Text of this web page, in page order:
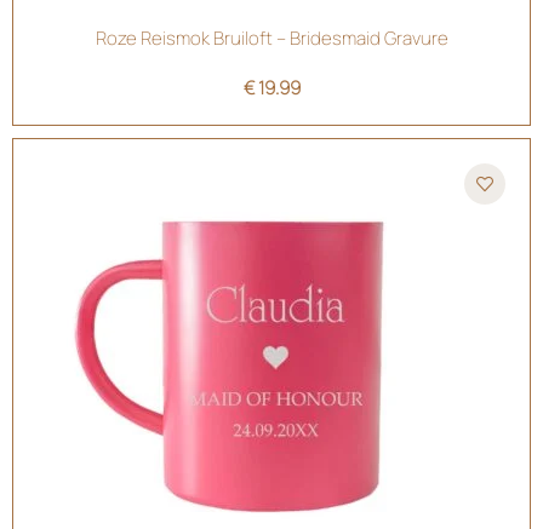
Roze Reismok Bruiloft – Bridesmaid Gravure
€19.99